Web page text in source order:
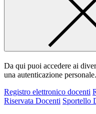
Da qui puoi accedere ai
una autenticazione personale.
Registro elettronico docenti
Riservata Docenti Sportello